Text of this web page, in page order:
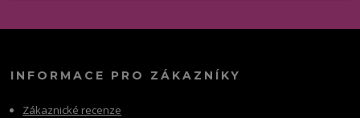
INFORMACE PRO ZÁKAZNÍKY
Zákaznické recenze